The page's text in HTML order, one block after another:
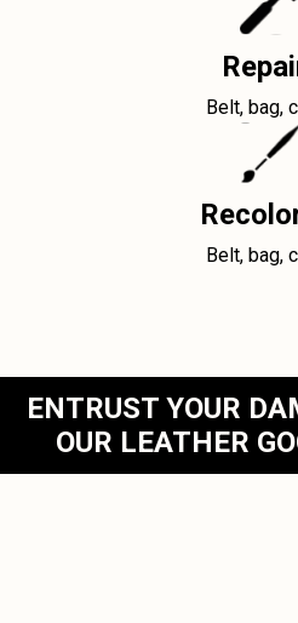
Belt, bag,
Belt, bag,
ENTRUST YOUR
OUR LEATHER